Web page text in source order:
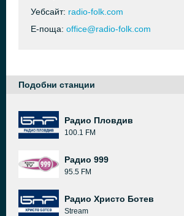
Уебсайт: radio-folk.com
Е-поща: office@radio-folk.com
Подобни станции
Радио Пловдив
100.1 FM
Радио 999
95.5 FM
Радио Христо Ботев
Stream